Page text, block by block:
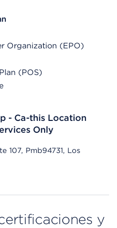
aceptan
Organization (EPO)
(POS)
- Ca-this Location
Only
107, Pmb94731, Los
y